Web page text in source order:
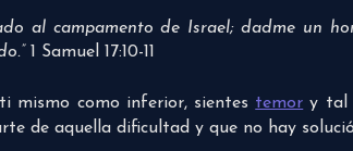
al campamento de Israel; dadme un
1 Samuel 17:10-11
mismo como inferior, sientes temor y tal
de aquella dificultad y que no hay